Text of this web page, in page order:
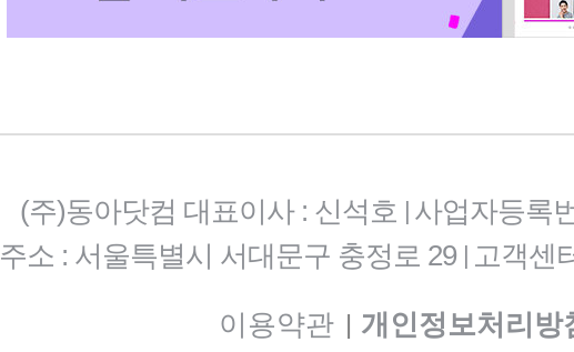
(주)동아닷컴 대표이사 : 신석호 | 사업자등록
주소 : 서울특별시 서대문구 충정로 29 | 고객센
이용약관 | 개인정보처리방